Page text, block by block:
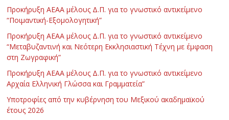
Προκήρυξη ΑΕΑΑ μέλους Δ.Π. για το γνωστικό αντικείμενο
“Ποιμαντική-Εξομολογητική”
Προκήρυξη ΑΕΑΑ μέλους Δ.Π. για το γνωστικό αντικείμενο
“Μεταβυζαντινή και Νεότερη Εκκλησιαστική Τέχνη με έμφαση
στη Ζωγραφική”
Προκήρυξη ΑΕΑΑ μέλους Δ.Π. για το γνωστικό αντικείμενο
Αρχαία Ελληνική Γλώσσα και Γραμματεία”
Υποτροφίες από την κυβέρνηση του Μεξικού ακαδημαϊκού
έτους 2026